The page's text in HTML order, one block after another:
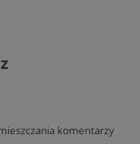
komentarzy